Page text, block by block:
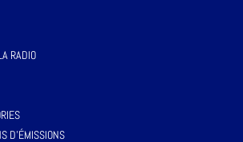
RADIO
D’ÉMISSIONS